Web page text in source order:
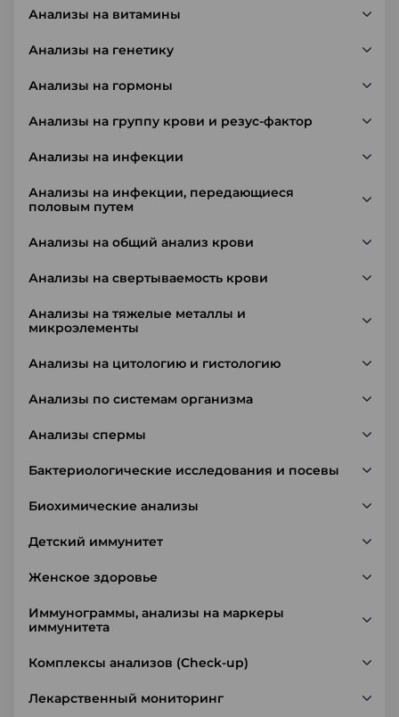
Анализы на витамины
Анализы на генетику
Анализы на гормоны
Анализы на группу крови и резус-фактор
Анализы на инфекции
Анализы на инфекции, передающиеся
половым путем
Анализы на общий анализ крови
Анализы на свертываемость крови
Анализы на тяжелые металлы и
микроэлементы
Анализы на цитологию и гистологию
Анализы по системам организма
Анализы спермы
Бактериологические исследования и посевы
Биохимические анализы
Детский иммунитет
Женское здоровье
Иммунограммы, анализы на маркеры
иммунитета
Комплексы анализов (Check-up)
Лекарственный мониторинг